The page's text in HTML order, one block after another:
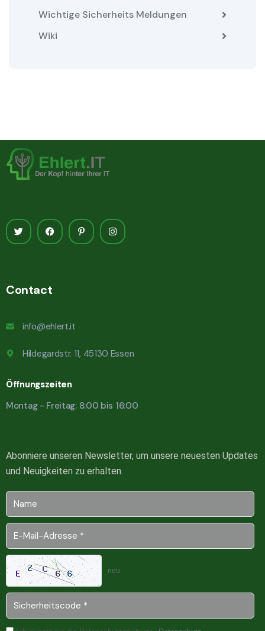
Wichtige Sicherheits Meldungen
Wiki
Contact
info@ehlert.it
Hildegardstr. 11, 45130 Essen
Öffnungszeiten
Montag - Freitag: 8:00 bis 16:00
Abonniere unseren Newsletter, um unsere neuesten Updates
und Neuigkeiten zu erhalten.
neu